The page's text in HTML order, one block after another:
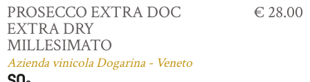
PROSECCO EXTRA DOC
EXTRA DRY
MILLESIMATO
Azienda vinicola Dogarina - Veneto
€ 28.00